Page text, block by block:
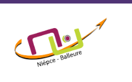
Panneau de gestion des cookies